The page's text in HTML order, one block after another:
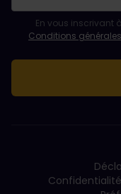
Votre abonnement a
Le champ adresse
L'adresse e-mail
L'inscription à la
Vous êtes déjà
Veuillez accepter
En vous inscrivant
Conditions générales